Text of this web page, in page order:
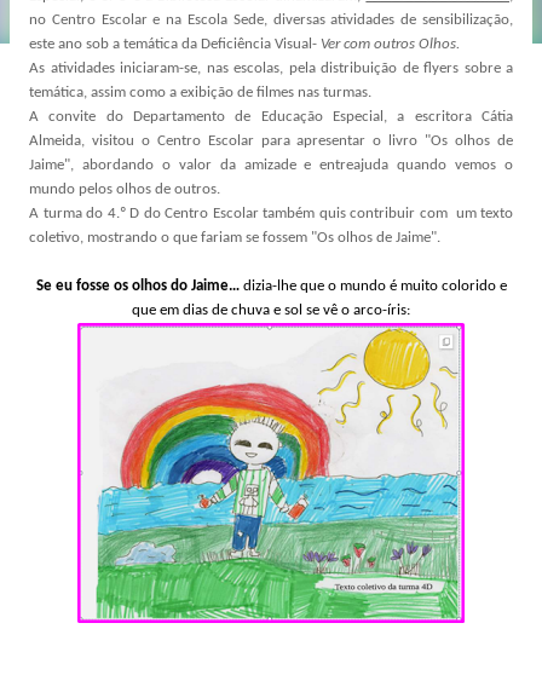
no Centro Escolar e na Escola Sede, diversas atividades de sensibilização,
este ano sob a temática da Deficiência Visual- Ver com outros Olhos.
As atividades iniciaram-se, nas escolas, pela distribuição de flyers sobre a
temática, assim como a exibição de filmes nas turmas.
A convite do Departamento de Educação Especial, a escritora Cátia
Almeida, visitou o Centro Escolar para apresentar o livro "Os olhos de
Jaime", abordando o valor da amizade e entreajuda quando vemos o
mundo pelos olhos de outros.
A turma do 4.º D do Centro Escolar também quis contribuir com um texto
coletivo, mostrando o que fariam se fossem "Os olhos de Jaime".
Se eu fosse os olhos do Jaime… dizia-lhe que o mundo é muito colorido e
que em dias de chuva e sol se vê o arco-íris: